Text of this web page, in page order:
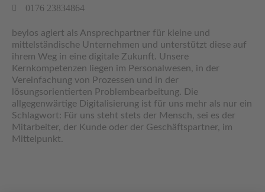
0176 23834864
beylos agiert als Ansprechpartner für kleine und
mittelständische Unternehmen und unterstützt diese auf
ihrem Weg in eine digitale Zukunft. Unsere
Kernkompetenzen liegen im Personalwesen, in der
Vereinfachung von Prozessen und in der
lösungsorientierten Problembearbeitung. Die
allgegenwärtige Digitalisierung ist für uns mehr als nur ein
Schlagwort: Für uns steht stets der Mensch, sei es der
Mitarbeiter, der Kunde oder der Geschäftspartner, im
Mittelpunkt.